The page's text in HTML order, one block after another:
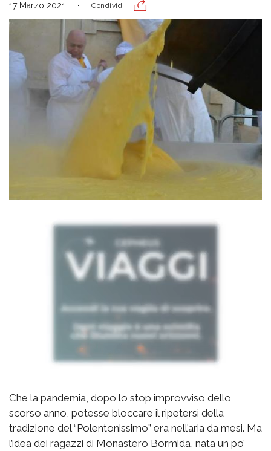
17 Marzo 2021 Condividi
Che la pandemia, dopo lo stop improvviso dello
scorso anno, potesse bloccare il ripetersi della
tradizione del “Polentonissimo” era nell’aria da mesi. Ma
l’idea dei ragazzi di Monastero Bormida, nata un po’